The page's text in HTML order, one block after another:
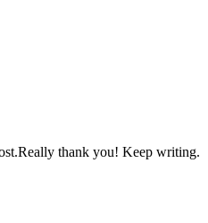
thank you! Keep writing.